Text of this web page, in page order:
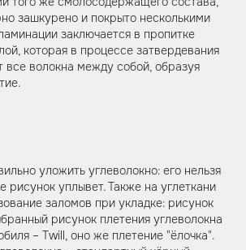
зашкурено и покрыто несколькими
заключается в пропитке
которая в процессе затвердевания
все волокна между собой, образуя
уложить углеволокно: его нельзя
рисунок уплывет. Также на углеткани
заломов при укладке: рисунок
рисунок плетения углеволокна
– Twill, оно же плетение "ёлочка".